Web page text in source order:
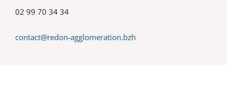
02 99 70 34 34
contact@redon-agglomeration.bzh